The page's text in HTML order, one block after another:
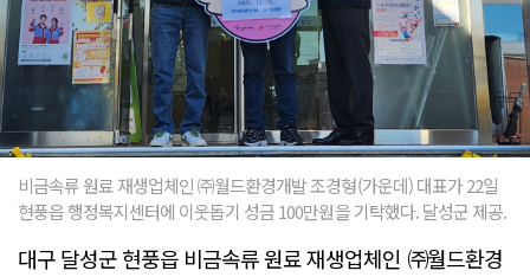
비금속류 원료 재생업체인 ㈜월드환경개발 조경형(가운데) 대표가 22일
현풍읍 행정복지센터에 이웃돕기 성금 100만원을 기탁했다. 달성군 제공.
대구 달성군 현풍읍 비금속류 원료 재생업체인 ㈜월드환경